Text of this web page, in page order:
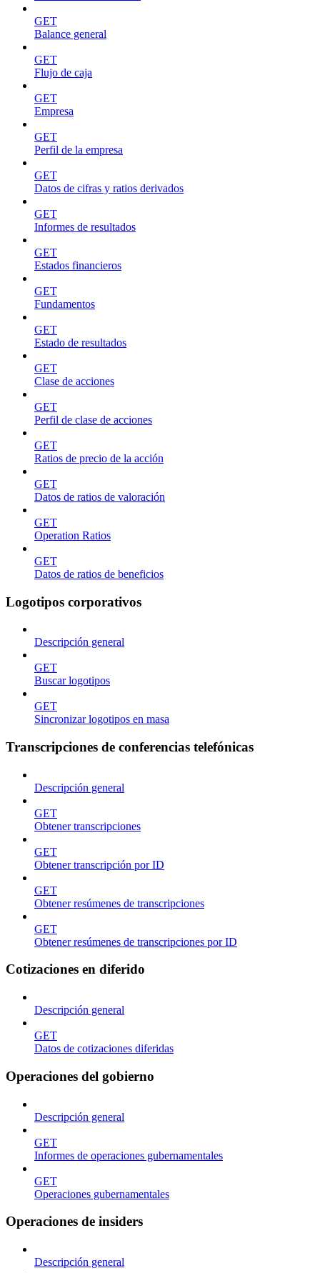
GET
Balance general
GET
Flujo de caja
GET
Empresa
GET
Perfil de la empresa
GET
Datos de cifras y ratios derivados
GET
Informes de resultados
GET
Estados financieros
GET
Fundamentos
GET
Estado de resultados
GET
Clase de acciones
GET
Perfil de clase de acciones
GET
Ratios de precio de la acción
GET
Datos de ratios de valoración
GET
Operation Ratios
GET
Datos de ratios de beneficios
Logotipos corporativos
Descripción general
GET
Buscar logotipos
GET
Sincronizar logotipos en masa
Transcripciones de conferencias telefónicas
Descripción general
GET
Obtener transcripciones
GET
Obtener transcripción por ID
GET
Obtener resúmenes de transcripciones
GET
Obtener resúmenes de transcripciones por ID
Cotizaciones en diferido
Descripción general
GET
Datos de cotizaciones diferidas
Operaciones del gobierno
Descripción general
GET
Informes de operaciones gubernamentales
GET
Operaciones gubernamentales
Operaciones de insiders
Descripción general